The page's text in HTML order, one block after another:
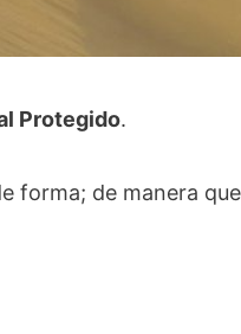
Protegido.
forma; de manera